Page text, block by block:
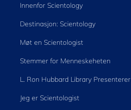
Innenfor Scientology
Destinasjon: Scientology
Møt en Scientologist
Stemmer for Menneskeheten
L. Ron Hubbard Library Presenterer
Jeg er Scientologist